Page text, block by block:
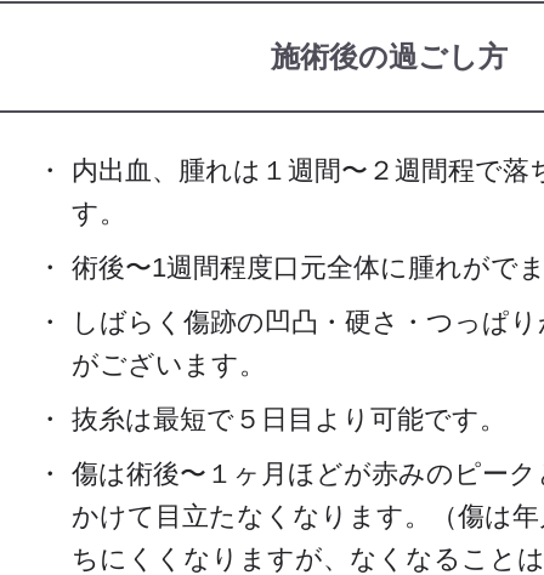
施術後の過ごし方
内出血、腫れは１週間〜２週間程で落
す。
術後〜1週間程度口元全体に腫れがで
しばらく傷跡の凹凸・硬さ・つっぱ
がございます。
抜糸は最短で５日目より可能です。
傷は術後〜１ヶ月ほどが赤みのピー
かけて目立たなくなります。（傷は
ちにくくなりますが、なくなること